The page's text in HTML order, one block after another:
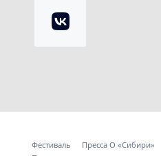
Фестиваль Пресса О «Сибири»